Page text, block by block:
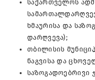
საქართველოს
ხმაურისა და
დარღვევა);
თბილისის
ნაგვისა და
საზოგადოებრივი